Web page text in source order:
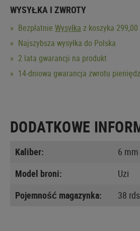
WYSYŁKA I ZWROTY
Bezpłatnie Wysyłka z koszyka 299,00
Najszybsza wysyłka do Polska
2 lata gwarancji na produkt
14-dniowa gwarancja zwrotu
DODATKOWE
Kaliber:
6 mm
Model broni:
Uzi
Pojemność magazynka:
38 rds